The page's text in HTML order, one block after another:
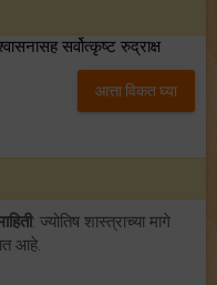
सर्वोत्कृष्ट रुद्राक्ष
आत्ता विकत घ्या
: ज्योतिष शास्त्राच्या मागे
आहे.